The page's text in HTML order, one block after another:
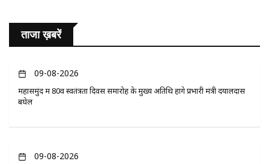
ताजा ख़बरें
09-08-2026
महासमुंद में 80वें स्वतंत्रता दिवस समारोह के मुख्य अतिथि होंगे प्रभारी मंत्री दयालदास
बघेल
09-08-2026